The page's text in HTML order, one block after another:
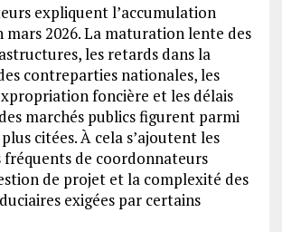
expliquent l’accumulation
mars 2026. La maturation lente des
les retards dans la
contreparties nationales, les
foncière et les délais
marchés publics figurent parmi
citées. À cela s’ajoutent les
fréquents de coordonnateurs
de projet et la complexité des
exigées par certains